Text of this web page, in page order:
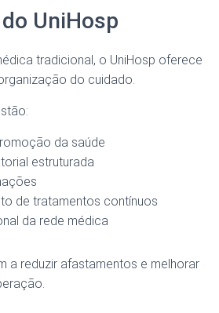
UniHosp
tradicional, o UniHosp oferece
do cuidado.
da saúde
estruturada
de tratamentos contínuos
da rede médica
a reduzir afastamentos e melhorar